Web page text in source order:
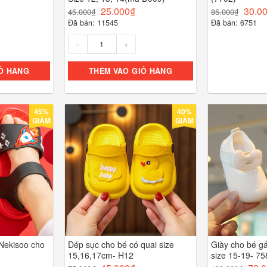
HÀNG
45.000₫ 25.000₫
Đã bán: 11545
THÊM VÀO GIỎ HÀNG
85.000₫
Đã bán: 6751
45%
GIẢM
cho
40%
GIẢM
Dép sục cho bé có quai size
15,16,17cm- H12
Giày cho bé
size 15-19-